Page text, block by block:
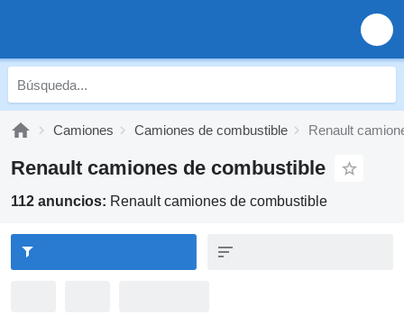
Camiones Camiones de combustible Renault
Renault camiones de combustible
112 anuncios: Renault camiones de combustible